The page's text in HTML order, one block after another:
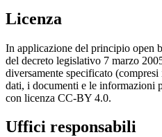
Licenza
In applicazione del principio open
del decreto legislativo 7 marzo
diversamente specificato
dati, i documenti e le informazioni
con licenza CC-BY 4.0.
Uffici responsabili